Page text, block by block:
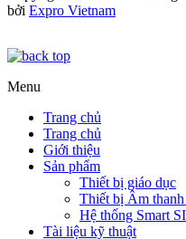
bởi Expro Vietnam
Menu
Trang chủ
Trang chủ
Giới thiệu
Sản phẩm
Thiết bị giáo dục
Thiết bị Âm
Hệ thống Smart
Tài liệu kỹ thuật